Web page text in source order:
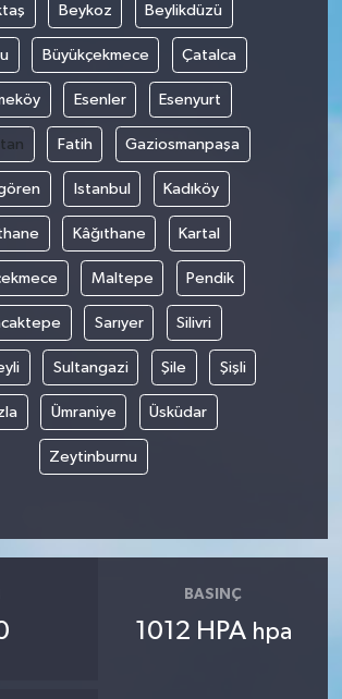
Beykoz Beylikdüzü
Büyükçekmece Çatalca
Esenler Esenyurt
Fatih Gaziosmanpaşa
Istanbul Kadıköy
Kâğıthane Kartal
Maltepe Pendik
Sarıyer Silivri
Sultangazi Şile Şişli
Ümraniye Üsküdar
Zeytinburnu
BASINÇ
1012 HPA hpa